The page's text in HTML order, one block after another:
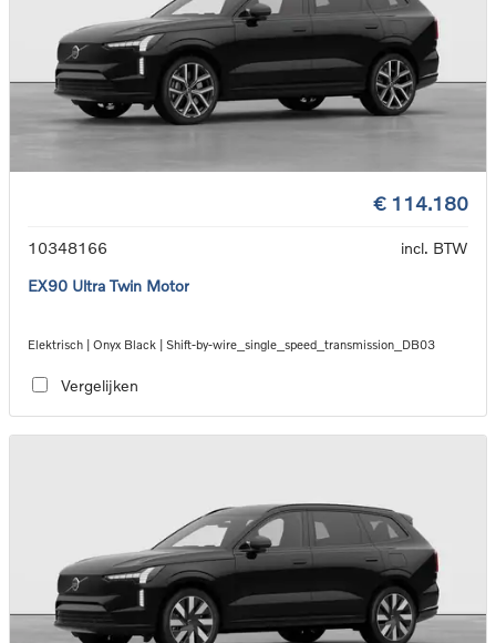
€ 114.180
10348166
incl. BTW
EX90 Ultra Twin Motor
Elektrisch | Onyx Black | Shift-by-wire_single_speed_transmission_DB03
Vergelijken